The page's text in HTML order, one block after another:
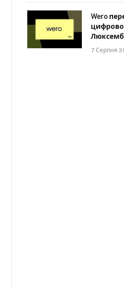
Wero
7 Серпня